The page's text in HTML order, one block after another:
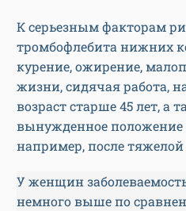
К серьезным факторам
тромбофлебита нижних
курение, ожирение,
жизни, сидячая работа,
возраст старше 45 лет, а
вынужденное положение
например, после
У женщин
немного выше по